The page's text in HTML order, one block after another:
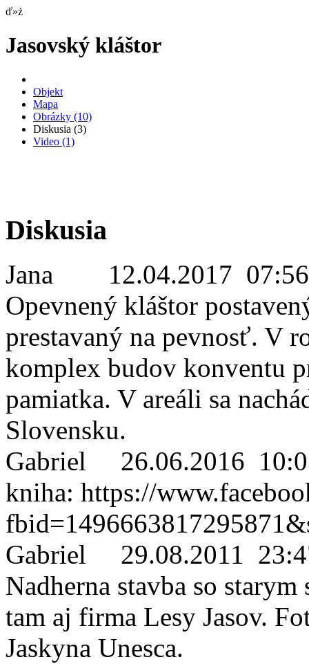
ď»ż
Jasovský kláštor
Objekt
Mapa
Obrázky (10)
Diskusia (3)
Video (1)
Diskusia
Jana
12.04.2017
Opevnený kláštor
prestavaný na pevnosť. V
komplex budov konventu
pamiatka. V areáli sa
Slovensku.
Gabriel 26.06.2016
kniha: https://
Gabriel 29.08.2011
Nadherna stavba so
tam aj firma Lesy Jasov.
Jaskyna Unesca.